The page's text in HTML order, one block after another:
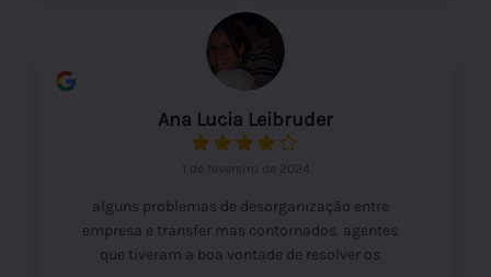
Ana Lucia Leibruder
1 de fevereiro de 2024
alguns problemas de desorganização entre
empresa e transfer mas contornados. agentes
que tiveram a boa vontade de resolver os